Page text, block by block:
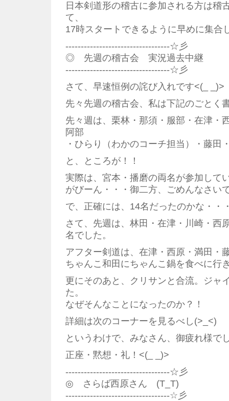
日本剣道形の稽古に参加される方は稽
て、
17時スタートできるように早めに集合
----------------------------------☆彡
◎ 先週の稽古会 実況過去中継
----------------------------------☆彡
さて、早速恒例の詫び入れです<(_ _)>
先々先週の稽古会、私は下記のごとく
先々週は、栗林・那須・服部・在津・
阿部
・ひらり（わかのコーチ担当）・藤田
と、ところが！！
実際は、宮本・播磨の両名が参加して
がびーん・・・御二方、ごめんなさい
で、正確には、14名だったのかな・・
さて、先週は、林田・在津・川崎・西
名でした。
アフター剣道は、在津・西原・満田・
ちゃんこ和田にちゃんこ鍋を食べに行
更にそのあと、クリサンと合流。ジャ
た。
なぜそんなことになったのか？！
詳細は次のコーナーを見るべし(>_<)
というわけで、みなさん、御疲れ様で
正座・黙想・礼！<(_ _)>
----------------------------------☆彡
◎ さらば西原さん (T_T)
----------------------------------☆彡